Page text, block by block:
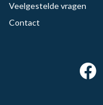
Veelgestelde vragen
Contact